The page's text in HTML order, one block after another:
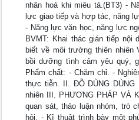
nhân hoá khi miêu tả.(BT3) -
lực giao tiếp và hợp tác, năng
- Năng lực văn học, năng lực
BVMT: Khai thác gián tiếp nội
biết về môi trường thiên
bồi dưỡng tình cảm yêu quý,
Phẩm chất: - Chăm chỉ. -
thực tiễn. II. ĐỒ DÙNG DÙNG
nhiên III. PHƯƠNG PHÁP VÀ
quan sát, thảo luận nhóm, trò
hỏi. - Kĩ thuật trình bày một